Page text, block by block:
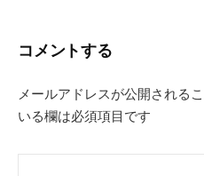
コメントする
メールアドレスが公開される
いる欄は必須項目です